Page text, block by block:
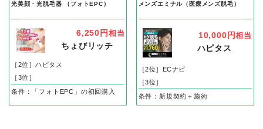
光美顔・光脱毛器 （フォトEPC）
6,250円 相当
ちょびリッチ
［2位］ハピタス
［3位］
条件：「フォトEPC」の初回購入
メンズエミナル（医療メンズ脱毛）
10,000円相当
ハピタス
［2位］ECナビ
［3位］
条件：新規契約＋施術